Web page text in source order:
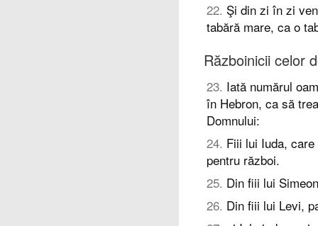
22. Şi din zi în zi
tabără mare, ca o
Războinicii celor
23. Iată numărul
în Hebron, ca să
Domnului:
24. Fiii lui Iuda,
pentru război.
25. Din fiii lui
26. Din fiii lui Levi,